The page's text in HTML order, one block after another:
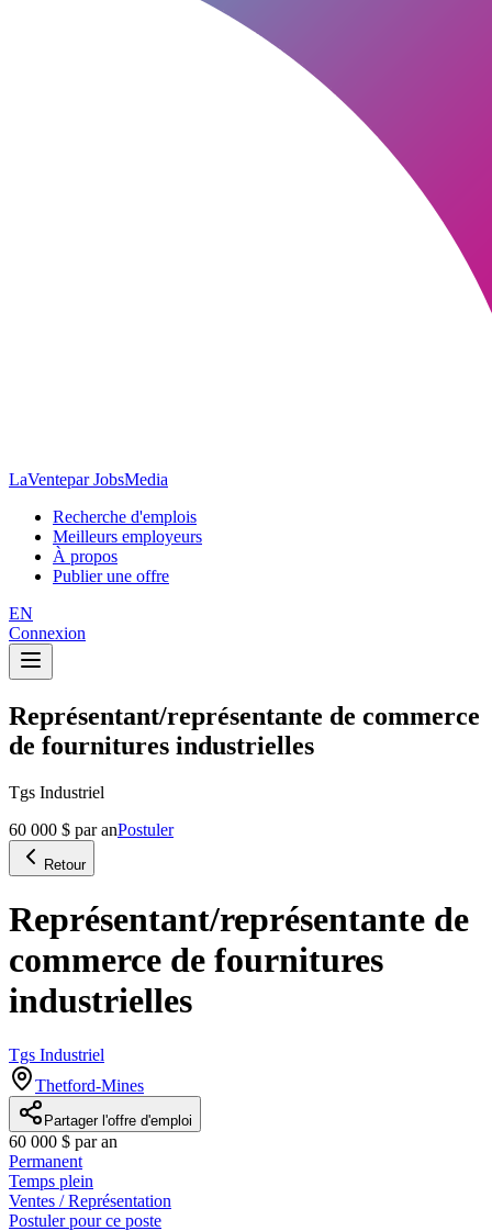
LaVentepar JobsMedia
Recherche d'emplois
Meilleurs employeurs
À propos
Publier une offre
EN
Connexion
Représentant/représentante de commerce
de fournitures industrielles
Tgs Industriel
60 000 $ par anPostuler
Retour
Représentant/représentante de
commerce de fournitures
industrielles
Tgs Industriel
Thetford-Mines
Partager l'offre d'emploi
60 000 $ par an
Permanent
Temps plein
Ventes / Représentation
Postuler pour ce poste